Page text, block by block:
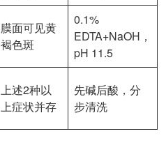
膜面可见黄
褐色斑
0.1%
EDTA+NaOH，
pH 11.5
上述2种以
上症状并存
先碱后酸，分
步清洗